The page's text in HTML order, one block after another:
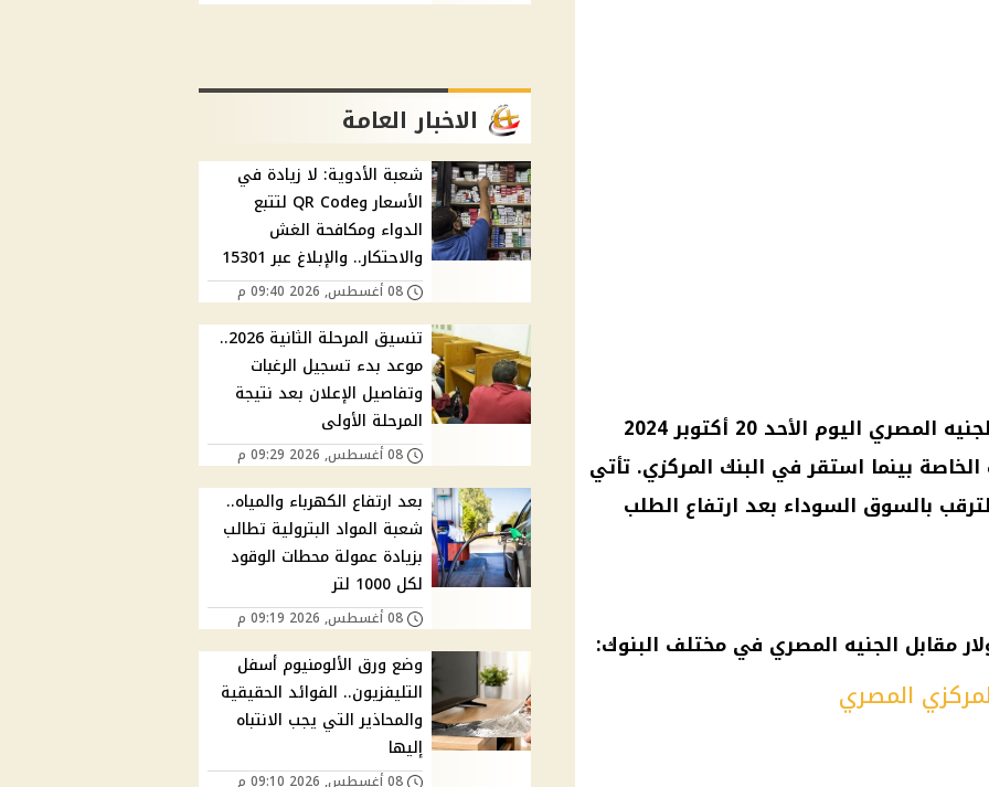
شهد سعر صرف الدولار مقابل الجنيه المصري اليوم الأحد 20 أكتوبر 2024
بينما استقر في البنك المركزي. تأتي
بالسوق السوداء بعد ارتفاع الطلب
مقابل الجنيه المصري في مختلف البنوك:
المصري
الاخبار العامة
شعبة الأدوية: لا زيادة في
الأسعار وQR Code لتتبع
الدواء ومكافحة الغش
والاحتكار.. والإبلاغ عبر 15301
08 أغسطس, 2026 09:40 م
تنسيق المرحلة الثانية 2026..
موعد بدء تسجيل الرغبات
وتفاصيل الإعلان بعد نتيجة
المرحلة الأولى
08 أغسطس, 2026 09:29 م
بعد ارتفاع الكهرباء والمياه..
شعبة المواد البترولية تطالب
بزيادة عمولة محطات الوقود
لكل 1000 لتر
08 أغسطس, 2026 09:19 م
وضع ورق الألومنيوم أسفل
التليفزيون.. الفوائد الحقيقية
والمحاذير التي يجب الانتباه
إليها
08 أغسطس, 2026 09:10 م